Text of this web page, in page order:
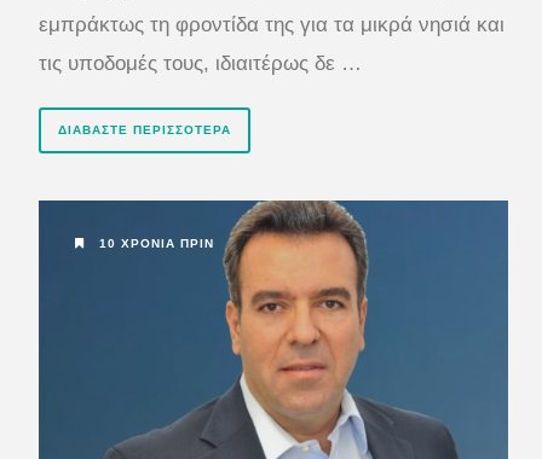
εμπράκτως τη φροντίδα της για τα μικρά νησιά και
τις υποδομές τους, ιδιαιτέρως δε …
ΔΙΑΒΆΣΤΕ ΠΕΡΙΣΣΌΤΕΡΑ
10 ΧΡΌΝΙΑ ΠΡΙΝ